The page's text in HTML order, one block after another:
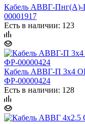
Кабель АВВГ-Пнг(А)-
00001917
Есть в наличии: 123
Кабель АВВГ-П 3х4
ФР-00000424
Есть в наличии: 128